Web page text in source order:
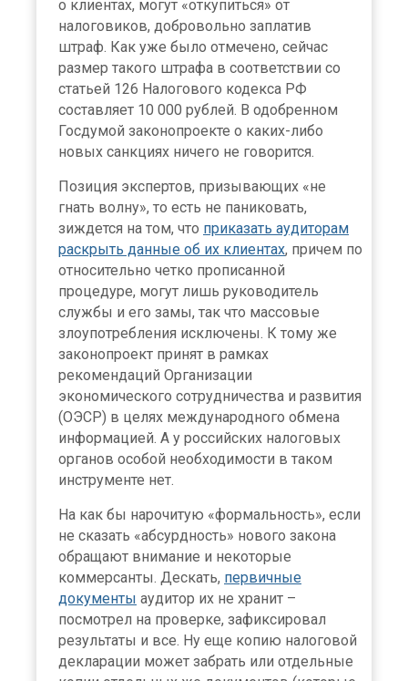
о клиентах, могут «откупиться» от
налоговиков, добровольно заплатив
штраф. Как уже было отмечено, сейчас
размер такого штрафа в соответствии со
статьей 126 Налогового кодекса РФ
составляет 10 000 рублей. В одобренном
Госдумой законопроекте о каких-либо
новых санкциях ничего не говорится.
Позиция экспертов, призывающих «не
гнать волну», то есть не паниковать,
зиждется на том, что приказать аудиторам
раскрыть данные об их клиентах, причем по
относительно четко прописанной
процедуре, могут лишь руководитель
службы и его замы, так что массовые
злоупотребления исключены. К тому же
законопроект принят в рамках
рекомендаций Организации
экономического сотрудничества и развития
(ОЭСР) в целях международного обмена
информацией. А у российских налоговых
органов особой необходимости в таком
инструменте нет.
На как бы нарочитую «формальность», если
не сказать «абсурдность» нового закона
обращают внимание и некоторые
коммерсанты. Дескать, первичные
документы аудитор их не хранит –
посмотрел на проверке, зафиксировал
результаты и все. Ну еще копию налоговой
декларации может забрать или отдельные